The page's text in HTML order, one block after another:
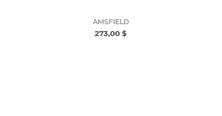
AMSFIELD
273,00 $